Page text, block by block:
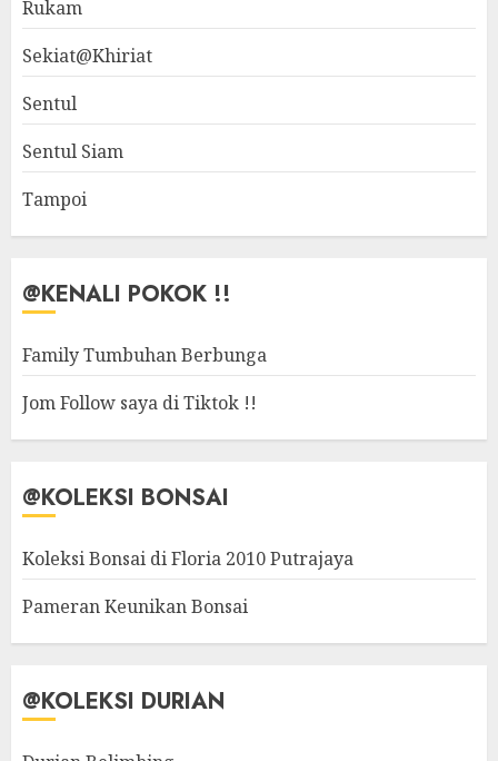
Rukam
Sekiat@Khiriat
Sentul
Sentul Siam
Tampoi
@KENALI POKOK !!
Family Tumbuhan Berbunga
Jom Follow saya di Tiktok !!
@KOLEKSI BONSAI
Koleksi Bonsai di Floria 2010 Putrajaya
Pameran Keunikan Bonsai
@KOLEKSI DURIAN